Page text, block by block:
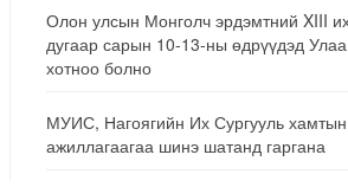
Олон улсын Монголч эрдэмтний XIII
дугаар сарын 10-13-ны өдрүүдэд
хотноо болно
МУИС, Нагоягийн Их Сургууль хамтын
ажиллагаагаа шинэ шатанд гаргана